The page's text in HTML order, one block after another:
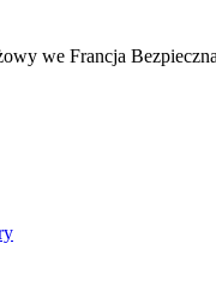
we Francja